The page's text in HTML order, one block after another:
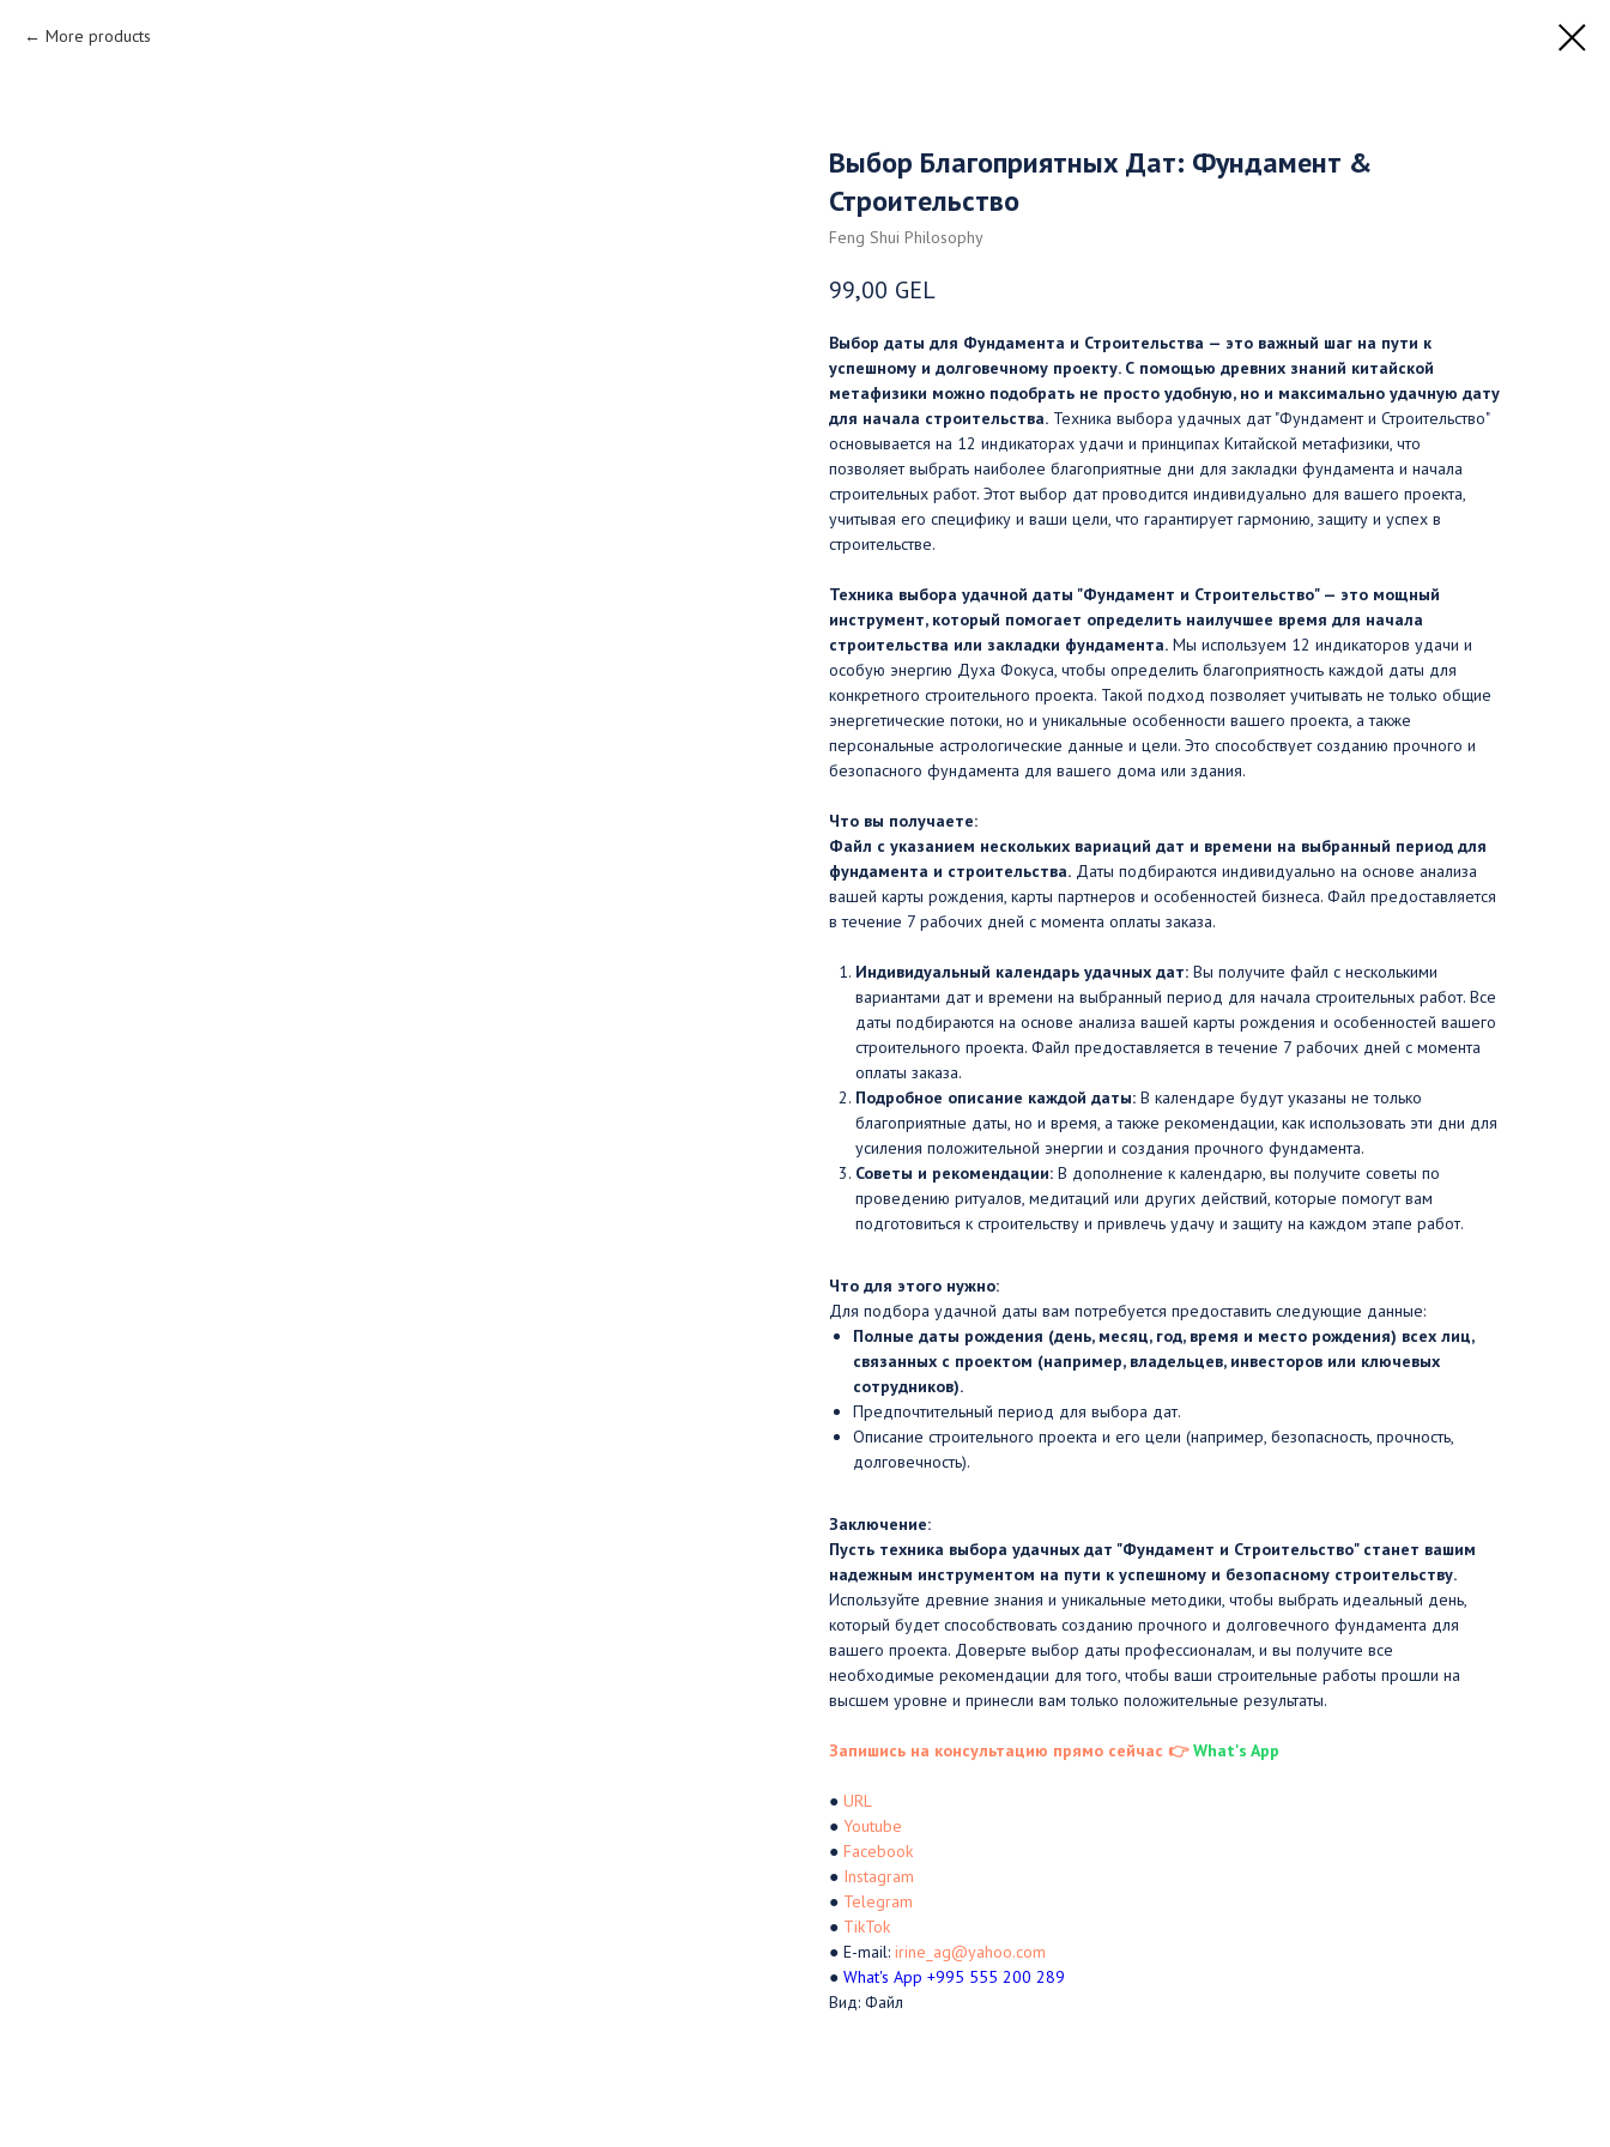
More products
Выбор Благоприятных Дат: Фундамент &
Строительство
Feng Shui Philosophy
99,00 GEL
Выбор даты для Фундамента и Строительства — это важный шаг на пути к
успешному и долговечному проекту. С помощью древних знаний китайской
метафизики можно подобрать не просто удобную, но и максимально удачную дату
для начала строительства. Техника выбора удачных дат "Фундамент и Строительство"
основывается на 12 индикаторах удачи и принципах Китайской метафизики, что
позволяет выбрать наиболее благоприятные дни для закладки фундамента и начала
строительных работ. Этот выбор дат проводится индивидуально для вашего проекта,
учитывая его специфику и ваши цели, что гарантирует гармонию, защиту и успех в
строительстве.
Техника выбора удачной даты "Фундамент и Строительство" — это мощный
инструмент, который помогает определить наилучшее время для начала
строительства или закладки фундамента. Мы используем 12 индикаторов удачи и
особую энергию Духа Фокуса, чтобы определить благоприятность каждой даты для
конкретного строительного проекта. Такой подход позволяет учитывать не только общие
энергетические потоки, но и уникальные особенности вашего проекта, а также
персональные астрологические данные и цели. Это способствует созданию прочного и
безопасного фундамента для вашего дома или здания.
Что вы получаете:
Файл с указанием нескольких вариаций дат и времени на выбранный период для
фундамента и строительства. Даты подбираются индивидуально на основе анализа
вашей карты рождения, карты партнеров и особенностей бизнеса. Файл предоставляется
в течение 7 рабочих дней с момента оплаты заказа.
Индивидуальный календарь удачных дат: Вы получите файл с несколькими
вариантами дат и времени на выбранный период для начала строительных работ. Все
даты подбираются на основе анализа вашей карты рождения и особенностей вашего
строительного проекта. Файл предоставляется в течение 7 рабочих дней с момента
оплаты заказа.
Подробное описание каждой даты: В календаре будут указаны не только
благоприятные даты, но и время, а также рекомендации, как использовать эти дни для
усиления положительной энергии и создания прочного фундамента.
Советы и рекомендации: В дополнение к календарю, вы получите советы по
проведению ритуалов, медитаций или других действий, которые помогут вам
подготовиться к строительству и привлечь удачу и защиту на каждом этапе работ.
Что для этого нужно:
Для подбора удачной даты вам потребуется предоставить следующие данные:
Полные даты рождения (день, месяц, год, время и место рождения) всех лиц,
связанных с проектом (например, владельцев, инвесторов или ключевых
сотрудников).
Предпочтительный период для выбора дат.
Описание строительного проекта и его цели (например, безопасность, прочность,
долговечность).
Заключение:
Пусть техника выбора удачных дат "Фундамент и Строительство" станет вашим
надежным инструментом на пути к успешному и безопасному строительству.
Используйте древние знания и уникальные методики, чтобы выбрать идеальный день,
который будет способствовать созданию прочного и долговечного фундамента для
вашего проекта. Доверьте выбор даты профессионалам, и вы получите все
необходимые рекомендации для того, чтобы ваши строительные работы прошли на
высшем уровне и принесли вам только положительные результаты.
Запишись на консультацию прямо сейчас 👉 What's App
● URL
● Youtube
● Facebook
● Instagram
● Telegram
● TikTok
● E-mail: irine_ag@yahoo.com
● What's App +995 555 200 289
Вид: Файл